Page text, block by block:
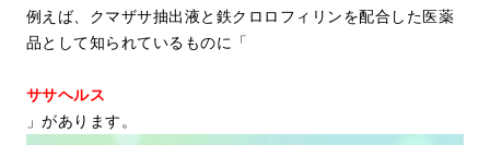
例えば、クマザサ抽出液と鉄クロロフィリンを配合した医薬
品として知られているものに「
ササヘルス
」があります。